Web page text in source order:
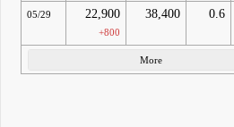
05/29 22,900
+800
38,400 0.6
More